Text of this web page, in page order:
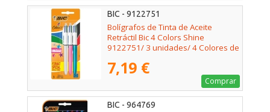
BIC - 9122751
Bolígrafos de Tinta de Aceite
Retráctil Bic 4 Colors Shine
9122751/ 3 unidades/ 4 Colores de
7,19 €
Comprar
BIC - 964769